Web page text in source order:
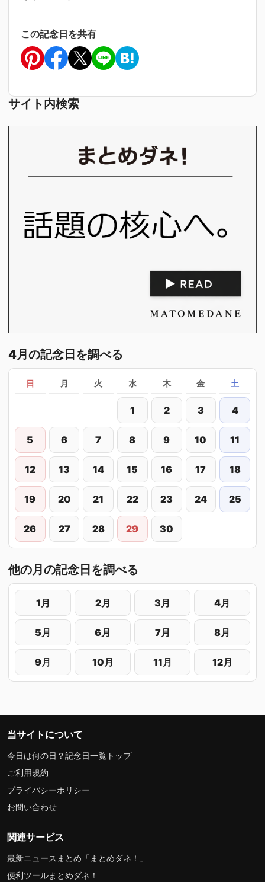
この記念日を共有
サイト内検索
4月の記念日を調べる
日 月 火 水 木 金 土
1 2 3 4
5 6 7 8 9 10 11
12 13 14 15 16 17 18
19 20 21 22 23 24 25
26 27 28 29 30
他の月の記念日を調べる
1月 2月 3月 4月
5月 6月 7月 8月
9月 10月 11月 12月
当サイトについて
今日は何の日？記念日一覧トップ
ご利用規約
プライバシーポリシー
お問い合わせ
関連サービス
最新ニュースまとめ「まとめダネ！」
便利ツールまとめダネ！